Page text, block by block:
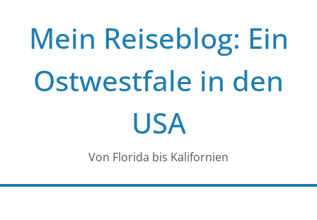
springenMein Reiseblog: Ein
Ostwestfale in den
USA
Von Florida bis Kalifornien